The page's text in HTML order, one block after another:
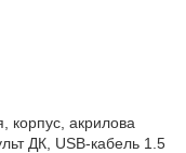
корпус, акрилова
ДК, USB-кабель 1.5